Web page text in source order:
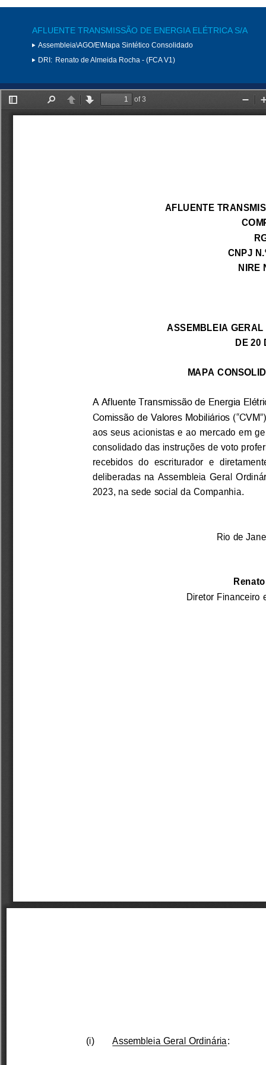
AFLUENTE TRANSMISSÃO DE ENERGIA ELÉTRICA S/A
Assembleia\AGO/E\Mapa Sintético Consolidado
DRI: Renato de Almeida Rocha - (FCA V1)